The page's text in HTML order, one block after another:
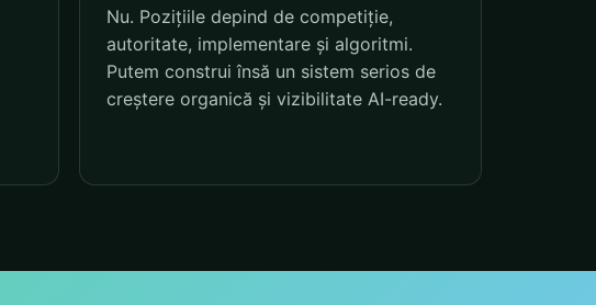
Nu. Pozițiile depind de competiție,
autoritate, implementare și algoritmi.
Putem construi însă un sistem serios de
creștere organică și vizibilitate AI-ready.